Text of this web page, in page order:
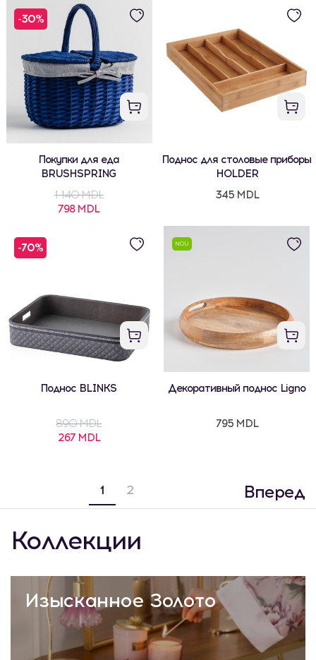
-30%
Покупки для еда
BRUSHSPRING
1 140 MDL
798 MDL
Поднос для столовые приборы
HOLDER
345 MDL
-70%
Поднос BLINKS
890 MDL
267 MDL
NOU
Декоративный поднос Ligno
795 MDL
1 2 Вперед
Коллекции
Изысканное Золото